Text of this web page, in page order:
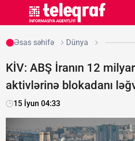
Əsas səhifə Dünya
KİV: ABŞ İranın 12
aktivlərinə blokadanı
15 İyun 04:33